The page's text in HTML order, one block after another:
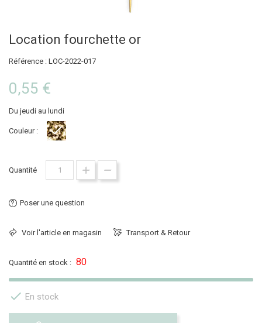
Location fourchette or
Référence : LOC-2022-017
0,55 €
Du jeudi au lundi
Couleur : Or
Quantité
Poser une question
Voir l'article en magasin Transport & Retour
Quantité en stock : 80
 En stock